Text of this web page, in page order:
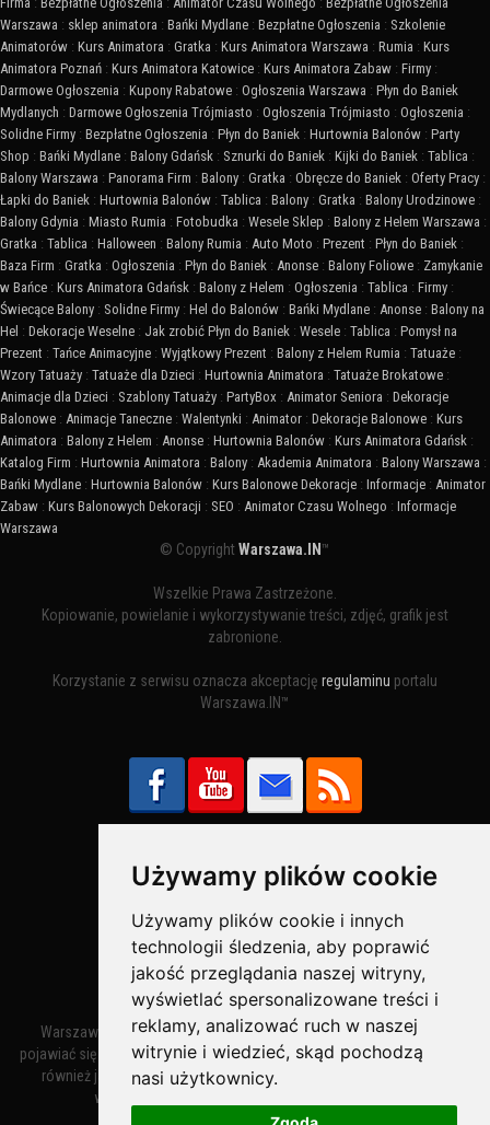
Używamy plików cookie
Używamy plików cookie i innych
technologii śledzenia, aby poprawić
jakość przeglądania naszej witryny,
wyświetlać spersonalizowane treści i
reklamy, analizować ruch w naszej
witrynie i wiedzieć, skąd pochodzą
nasi użytkownicy.
Warszawa : sklep animatora : Bańki Mydlane : Bezpłatne Ogłoszenia : Szkolenie
Animatorów : Kurs Animatora : Gratka : Kurs Animatora Warszawa : Rumia : Kurs
Animatora Poznań : Kurs Animatora Katowice : Kurs Animatora Zabaw : Firmy :
Darmowe Ogłoszenia : Kupony Rabatowe : Ogłoszenia Warszawa : Płyn do Baniek
Mydlanych : Darmowe Ogłoszenia Trójmiasto : Ogłoszenia Trójmiasto : Ogłoszenia :
Solidne Firmy : Bezpłatne Ogłoszenia : Płyn do Baniek : Hurtownia Balonów : Party
Shop : Bańki Mydlane : Balony Gdańsk : Sznurki do Baniek : Kijki do Baniek : Tablica :
Balony Warszawa : Panorama Firm : Balony : Gratka : Obręcze do Baniek : Oferty Pracy :
Łapki do Baniek : Hurtownia Balonów : Tablica : Balony : Gratka : Balony Urodzinowe :
Balony Gdynia : Miasto Rumia : Fotobudka : Wesele Sklep : Balony z Helem Warszawa :
Gratka : Tablica : Halloween : Balony Rumia : Auto Moto : Prezent : Płyn do Baniek :
Baza Firm : Gratka : Ogłoszenia : Płyn do Baniek : Anonse : Balony Foliowe : Zamykanie
w Bańce : Kurs Animatora Gdańsk : Balony z Helem : Ogłoszenia : Tablica : Firmy :
Świecące Balony : Solidne Firmy : Hel do Balonów : Bańki Mydlane : Anonse : Balony na
Hel : Dekoracje Weselne : Jak zrobić Płyn do Baniek : Wesele : Tablica : Pomysł na
Prezent : Tańce Animacyjne : Wyjątkowy Prezent : Balony z Helem Rumia : Tatuaże :
Wzory Tatuaży : Tatuaże dla Dzieci : Hurtownia Animatora : Tatuaże Brokatowe :
Animacje dla Dzieci : Szablony Tatuaży : PartyBox : Animator Seniora : Dekoracje
Balonowe : Animacje Taneczne : Walentynki : Animator : Dekoracje Balonowe : Kurs
Animatora : Balony z Helem : Anonse : Hurtownia Balonów : Kurs Animatora Gdańsk :
Katalog Firm : Hurtownia Animatora : Balony : Akademia Animatora : Balony Warszawa :
Bańki Mydlane : Hurtownia Balonów : Kurs Balonowe Dekoracje : Informacje : Animator
Zabaw : Kurs Balonowych Dekoracji : SEO : Animator Czasu Wolnego : Informacje
Warszawa
© CopyrightWarszawa.IN ™
Wszelkie Prawa Zastrzeżone.
Kopiowanie, powielanie i wykorzystywanie treści, zdjęć, grafik jest
zabronione.
Korzystanie z serwisu oznacza akceptację regulaminu portalu
Warszawa.IN™
Bezpieczne Płatności obsługuje:
Warszawa – miasto stołeczne Warszawa. Nazwa miasta zaczęła
pojawiać się w dokumentach w XIV wieku jako Warszewa, a od XV wieku
również jako Warszowa. Zmiana nazwy na Warszawa w XV wieku
wynikała z mazowieckiej wymowy dialektycznej.